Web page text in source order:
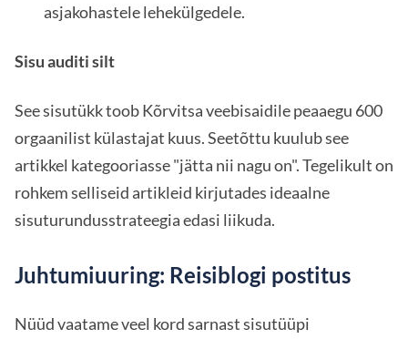
asjakohastele lehekülgedele.
Sisu auditi silt
See sisutükk toob Kõrvitsa veebisaidile peaaegu 600
orgaanilist külastajat kuus. Seetõttu kuulub see
artikkel kategooriasse "jätta nii nagu on". Tegelikult on
rohkem selliseid artikleid kirjutades ideaalne
sisuturundusstrateegia edasi liikuda.
Juhtumiuuring: Reisiblogi postitus
Nüüd vaatame veel kord sarnast sisutüüpi